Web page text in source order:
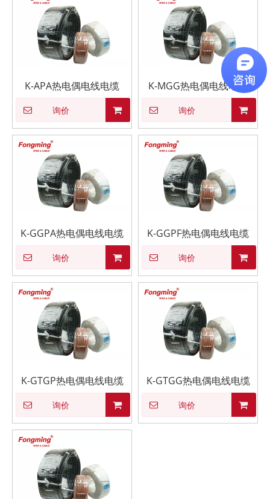
K-APA热电偶电线电缆
询价
K-MGG热电偶电线电缆
询价
K-GGPA热电偶电线电缆
询价
K-GGPF热电偶电线电缆
询价
K-GTGP热电偶电线电缆
询价
K-GTGG热电偶电线电缆
询价